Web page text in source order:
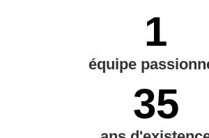
1
équipe
35